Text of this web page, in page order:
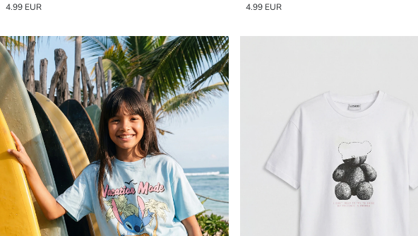
4.99 EUR
4.99 EUR